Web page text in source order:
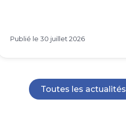
Publié le 30 juillet 2026
Toutes les actualités